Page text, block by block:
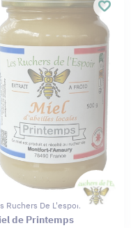
Ruchers De L'espoir
de Printemps